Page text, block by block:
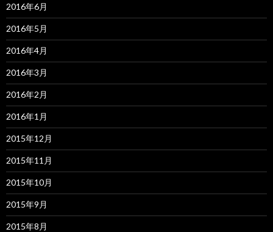
2016年6月
2016年5月
2016年4月
2016年3月
2016年2月
2016年1月
2015年12月
2015年11月
2015年10月
2015年9月
2015年8月